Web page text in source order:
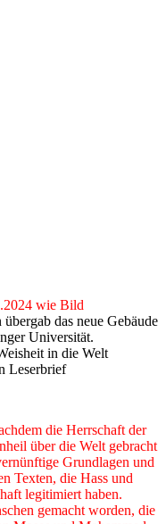
wie Bild
das neue Gebäude
Universität.
in die Welt
Leserbrief
die Herrschaft der
über die Welt gebracht
Grundlagen und
Texten, die Hass und
legitimiert haben.
gemacht worden, die